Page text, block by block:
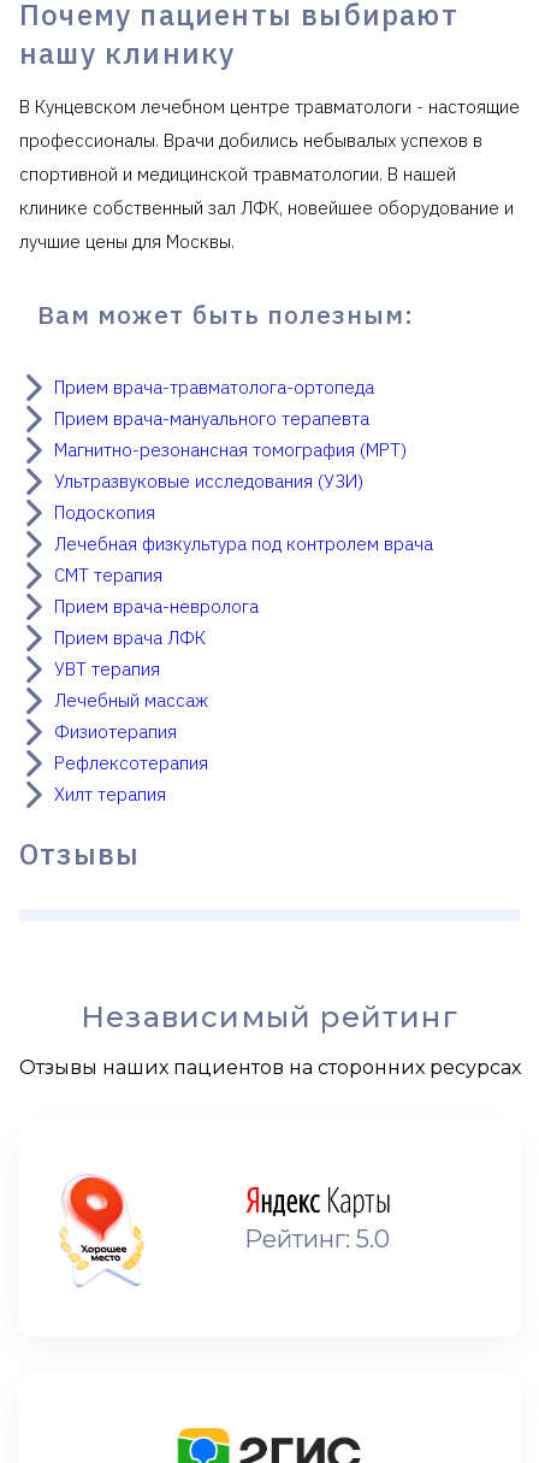
Почему пациенты выбирают
нашу клинику
В Кунцевском лечебном центре травматологи - настоящие
профессионалы. Врачи добились небывалых успехов в
спортивной и медицинской травматологии. В нашей
клинике собственный зал ЛФК, новейшее оборудование и
лучшие цены для Москвы.
Вам может быть полезным:
Прием врача-травматолога-ортопеда
Прием врача-мануального терапевта
Магнитно-резонансная томография (МРТ)
Ультразвуковые исследования (УЗИ)
Подоскопия
Лечебная физкультура под контролем врача
СМТ терапия
Прием врача-невролога
Прием врача ЛФК
УВТ терапия
Лечебный массаж
Физиотерапия
Рефлексотерапия
Хилт терапия
Отзывы
Независимый рейтинг
Отзывы наших пациентов на сторонних ресурсах
Рейтинг: 5.0